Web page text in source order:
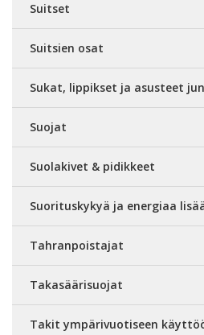
Suitset
Suitsien osat
Sukat, lippikset ja asusteet
Suojat
Suolakivet & pidikkeet
Suorituskykyä ja energiaa
Tahranpoistajat
Takasäärisuojat
Takit ympärivuotiseen